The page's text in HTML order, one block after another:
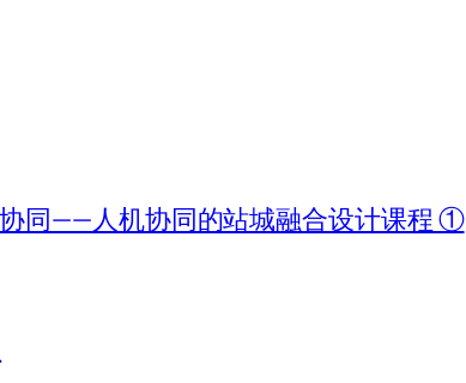
同——人机协同的站城融合设计课程 ①